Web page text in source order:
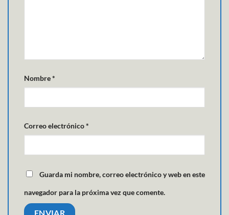
Nombre*
Correo electrónico*
Guarda mi nombre, correo electrónico y web en este
navegador para la próxima vez que comente.